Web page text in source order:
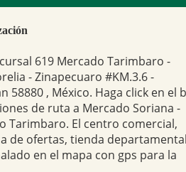
619 Mercado Tarimbaro -
- Zinapecuaro #KM.3.6 -
58880 , México. Haga click en el
de ruta a Mercado Soriana -
Tarimbaro. El centro comercial,
de ofertas, tienda departamental
en el mapa con gps para la